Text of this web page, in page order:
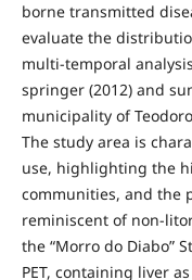
borne transmitted
evaluate the
multi-temporal
springer (2012) and
municipality of
The study area is
use, highlighting the
communities, and the
reminiscent of non-
the “Morro do Diabo”
PET, containing liver